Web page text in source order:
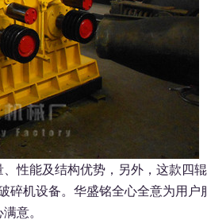
性能及结构优势，另外，这款四
碎机设备。华盛铭全心全意为用户
意。